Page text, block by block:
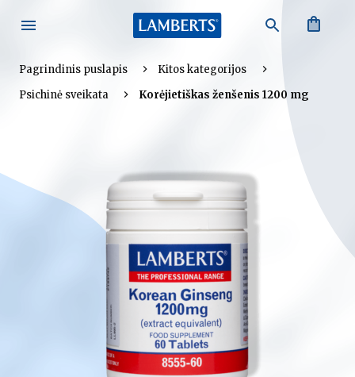
Paieška
Pagrindinis puslapis
Kitos kategorijos
Psichinė sveikata
Korėjietiškas ženšenis 1200 mg